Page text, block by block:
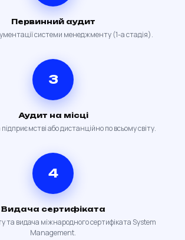
Первинний аудит
системи менеджменту (1-а стадія).
3
Аудит на місці
або дистанційно по всьому світу.
4
Видача сертифіката
та видача міжнародного сертифіката System
Management.